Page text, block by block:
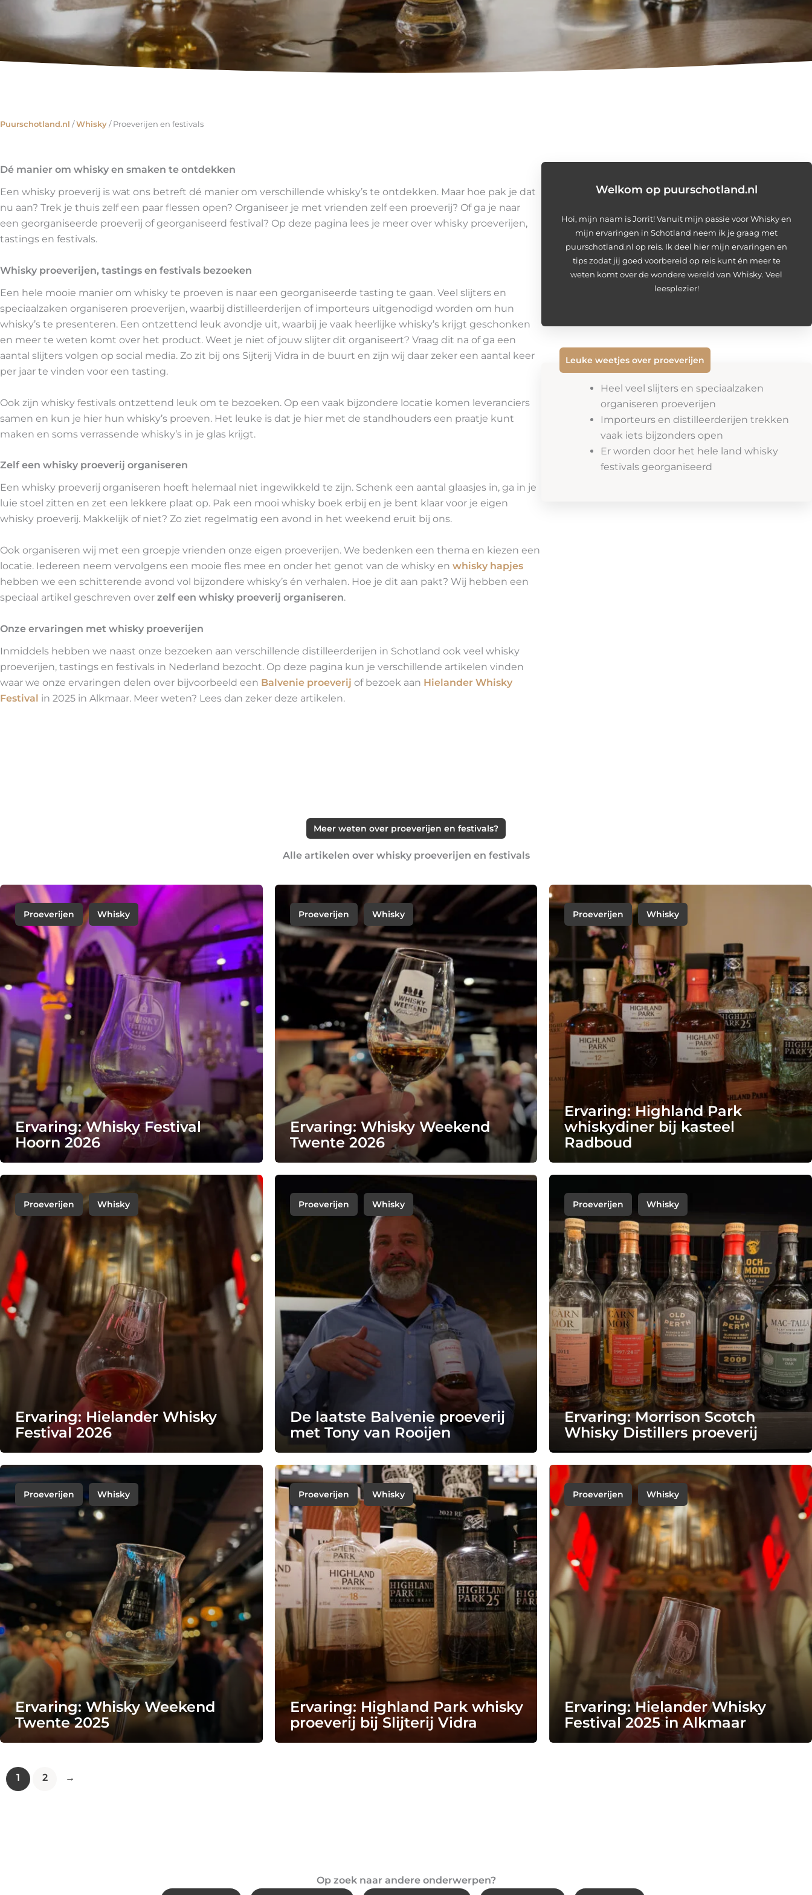
Puurschotland.nl /Whisky/Proeverijen en festivals
Dé manier om whisky en smaken te ontdekken
Een whisky proeverij is wat ons betreft dé manier om verschillende whisky’s te ontdekken. Maar hoe pak je dat
nu aan? Trek je thuis zelf een paar flessen open? Organiseer je met vrienden zelf een proeverij? Of ga je naar
een georganiseerde proeverij of georganiseerd festival? Op deze pagina lees je meer over whisky proeverijen,
tastings en festivals.
Whisky proeverijen, tastings en festivals bezoeken
Een hele mooie manier om whisky te proeven is naar een georganiseerde tasting te gaan. Veel slijters en
speciaalzaken organiseren proeverijen, waarbij distilleerderijen of importeurs uitgenodigd worden om hun
whisky’s te presenteren. Een ontzettend leuk avondje uit, waarbij je vaak heerlijke whisky’s krijgt geschonken
en meer te weten komt over het product. Weet je niet of jouw slijter dit organiseert? Vraag dit na of ga een
aantal slijters volgen op social media. Zo zit bij ons Sijterij Vidra in de buurt en zijn wij daar zeker een aantal keer
per jaar te vinden voor een tasting.
Ook zijn whisky festivals ontzettend leuk om te bezoeken. Op een vaak bijzondere locatie komen leveranciers
samen en kun je hier hun whisky’s proeven. Het leuke is dat je hier met de standhouders een praatje kunt
maken en soms verrassende whisky’s in je glas krijgt.
Zelf een whisky proeverij organiseren
Een whisky proeverij organiseren hoeft helemaal niet ingewikkeld te zijn. Schenk een aantal glaasjes in, ga in je
luie stoel zitten en zet een lekkere plaat op. Pak een mooi whisky boek erbij en je bent klaar voor je eigen
whisky proeverij. Makkelijk of niet? Zo ziet regelmatig een avond in het weekend eruit bij ons.
Ook organiseren wij met een groepje vrienden onze eigen proeverijen. We bedenken een thema en kiezen een
locatie. Iedereen neem vervolgens een mooie fles mee en onder het genot van de whisky en whisky hapjes
hebben we een schitterende avond vol bijzondere whisky’s én verhalen. Hoe je dit aan pakt? Wij hebben een
speciaal artikel geschreven over zelf een whisky proeverij organiseren.
Onze ervaringen met whisky proeverijen
Inmiddels hebben we naast onze bezoeken aan verschillende distilleerderijen in Schotland ook veel whisky
proeverijen, tastings en festivals in Nederland bezocht. Op deze pagina kun je verschillende artikelen vinden
waar we onze ervaringen delen over bijvoorbeeld een Balvenie proeverij of bezoek aan Hielander Whisky
Festival in 2025 in Alkmaar. Meer weten? Lees dan zeker deze artikelen.
Welkom op puurschotland.nl
Hoi, mijn naam is Jorrit! Vanuit mijn passie voor Whisky en
mijn ervaringen in Schotland neem ik je graag met
puurschotland.nl op reis. Ik deel hier mijn ervaringen en
tips zodat jij goed voorbereid op reis kunt én meer te
weten komt over de wondere wereld van Whisky. Veel
leesplezier!
Leuke weetjes over proeverijen
Heel veel slijters en speciaalzaken
organiseren proeverijen
Importeurs en distilleerderijen trekken
vaak iets bijzonders open
Er worden door het hele land whisky
festivals georganiseerd
Meer weten over proeverijen en festivals?
Alle artikelen over whisky proeverijen en festivals
Proeverijen Whisky
Ervaring: Whisky Festival
Hoorn 2026
Proeverijen Whisky
Ervaring: Whisky Weekend
Twente 2026
Proeverijen Whisky
Ervaring: Highland Park
whiskydiner bij kasteel
Radboud
Proeverijen Whisky
Ervaring: Hielander Whisky
Festival 2026
Proeverijen Whisky
De laatste Balvenie proeverij
met Tony van Rooijen
Proeverijen Whisky
Ervaring: Morrison Scotch
Whisky Distillers proeverij
Proeverijen Whisky
Ervaring: Whisky Weekend
Twente 2025
Proeverijen Whisky
Ervaring: Highland Park whisky
proeverij bij Slijterij Vidra
Proeverijen Whisky
Ervaring: Hielander Whisky
Festival 2025 in Alkmaar
1 2 →
Op zoek naar andere onderwerpen?